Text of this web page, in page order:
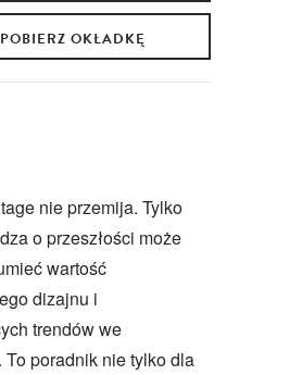
POBIERZ OKŁADKĘ
nie przemija. Tylko
o przeszłości może
wartość
dizajnu i
trendów we
poradnik nie tylko dla